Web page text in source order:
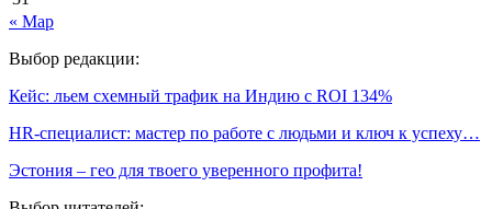
« Мар
Выбор редакции:
Кейс: льем схемный трафик на Индию с ROI 134%
HR-специалист: мастер по работе с людьми и ключ к успеху…
Эстония – гео для твоего уверенного профита!